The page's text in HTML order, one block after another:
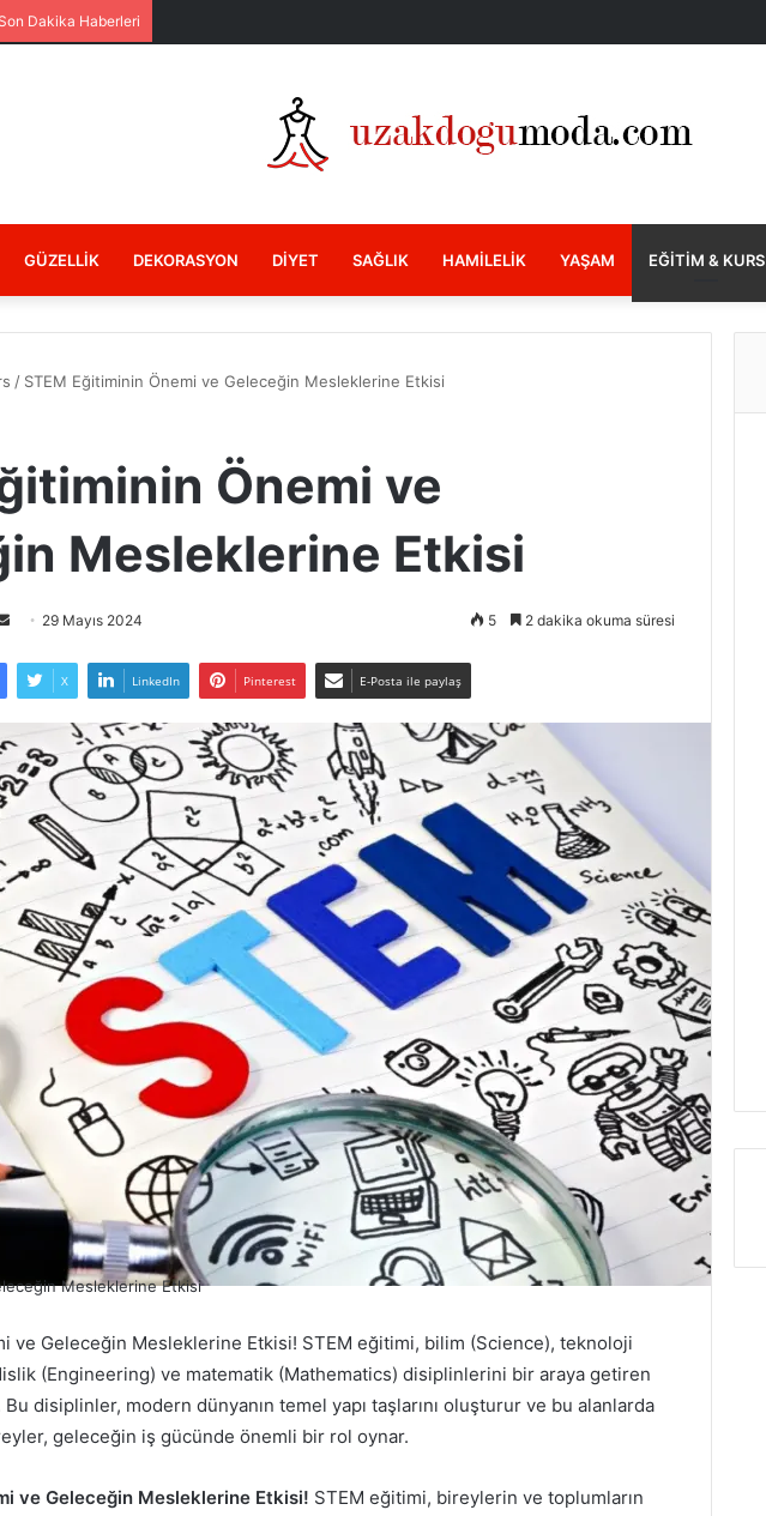
Son Dakika Haberleri
GÜZELLIK DEKORASYON DIYET SAĞLIK HAMILELIK YAŞAM EĞITIM & KURS
/ STEM Eğitiminin Önemi ve Geleceğin Mesleklerine Etkisi
Önemi ve
Mesleklerine Etkisi
Bir
posta
29 Mayıs 2024 5 2 dakika okuma süresi
X LinkedIn Pinterest E-Posta ile paylaş
Mesleklerine Etkisi
ve Geleceğin Mesleklerine Etkisi! STEM eğitimi, bilim (Science), teknoloji
(Engineering) ve matematik (Mathematics) disiplinlerini bir araya getiren
Bu disiplinler, modern dünyanın temel yapı taşlarını oluşturur ve bu alanlarda
geleceğin iş gücünde önemli bir rol oynar.
ve Geleceğin Mesleklerine Etkisi! STEM eğitimi, bireylerin ve toplumların